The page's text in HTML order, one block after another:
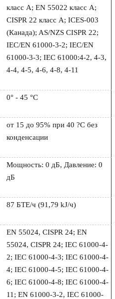
класс A; EN 55022 класс A;
CISPR 22 класс A; ICES-003
(Канада); AS/NZS CISPR 22;
IEC/EN 61000-3-2; IEC/EN
61000-3-3; IEC 61000:4-2, 4-3,
4-4, 4-5, 4-6, 4-8, 4-11
0° - 45 °C
от 15 до 95% при 40 ?C без
конденсации
Мощность: 0 дБ, Давление: 0
дБ
87 БТЕ/ч (91,79 kJ/ч)
EN 55024, CISPR 24; EN
55024, CISPR 24; IEC 61000-4-
2; IEC 61000-4-3; IEC 61000-4-
4; IEC 61000-4-5; IEC 61000-4-
6; IEC 61000-4-8; IEC 61000-4-
11; EN 61000-3-2, IEC 61000-